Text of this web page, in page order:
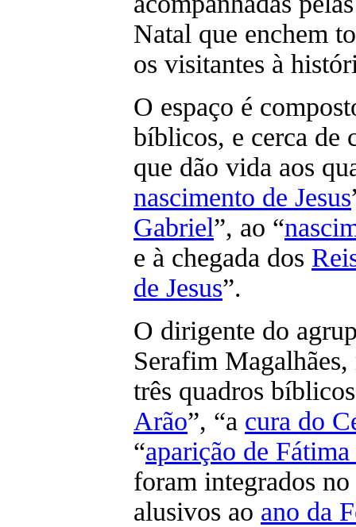
Natal que enchem
os visitantes à
O espaço é
bíblicos, e cerca de
que dão vida aos
nascimento de Jesus
Gabriel”, ao “
e à chegada dos
de Jesus”.
O dirigente do
Serafim
três quadros
Arão”, “a cura do
“aparição de
foram integrados
alusivos ao ano da